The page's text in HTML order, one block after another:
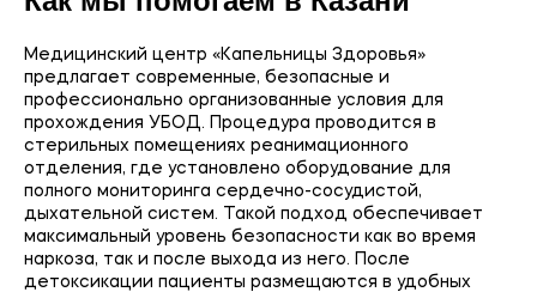
Медицинский центр «Капельницы Здоровья»
предлагает современные, безопасные и
профессионально организованные условия для
прохождения УБОД. Процедура проводится в
стерильных помещениях реанимационного
отделения, где установлено оборудование для
полного мониторинга сердечно-сосудистой,
дыхательной систем. Такой подход обеспечивает
максимальный уровень безопасности как во время
наркоза, так и после выхода из него. После
детоксикации пациенты размещаются в удобных